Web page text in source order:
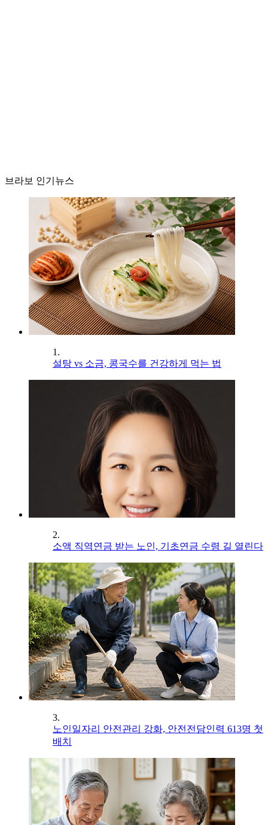
브라보 인기뉴스
1.
설탕 vs 소금, 콩국수를 건강하게 먹는 법
2.
소액 직역연금 받는 노인, 기초연금 수령 길 열린다
3.
노인일자리 안전관리 강화, 안전전담인력 613명 첫
배치